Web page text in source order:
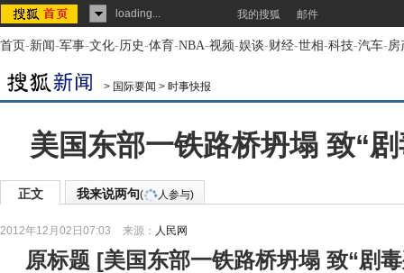
loading... 我的搜狐 邮件
首页-新闻-军事-文化-历史-体育-NBA-视频-娱谈-财经-世相-科技-汽车-房
> 国际要闻 > 时事快报
美国东部一铁路桥坍塌 致“
正文 我来说两句( 人参与)
2012年12月02日07:03 来源： 人民网
原标题 [美国东部一铁路桥坍塌 致“剧